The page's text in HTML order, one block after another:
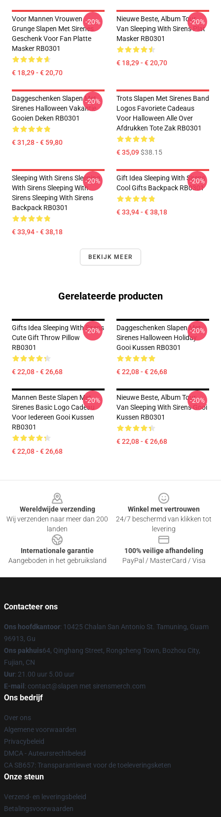
Voor Mannen Vrouwen
Grunge Slapen Met Sirenes
Geschenk Voor Fan Platte
Masker RB0301
€ 18,29 - € 20,70
-20%
Nieuwe Beste, Album Tour
Van Sleeping With Sirens Plat
Masker RB0301
€ 18,29 - € 20,70
-20%
Daggeschenken Slapen Met
Sirenes Halloween Vakantie
Gooien Deken RB0301
€ 31,28 - € 59,80
-20%
Trots Slapen Met Sirenes Band
Logos Favoriete Cadeaus
Voor Halloween Alle Over
Afdrukken Tote Zak RB0301
€ 35,09$38.15
Sleeping With Sirens Sleeping
With Sirens Sleeping With
Sirens Sleeping With Sirens
Backpack RB0301
€ 33,94 - € 38,18
-20%
Gift Idea Sleeping With Sirens
Cool Gifts Backpack RB0301
€ 33,94 - € 38,18
-20%
BEKIJK MEER
Gerelateerde producten
Gifts Idea Sleeping With Sirens
Cute Gift Throw Pillow
RB0301
€ 22,08 - € 26,68
-20%
Daggeschenken Slapen Met
Sirenes Halloween Holiday
Gooi Kussen RB0301
€ 22,08 - € 26,68
-20%
Mannen Beste Slapen Met
Sirenes Basic Logo Cadeau
Voor Iedereen Gooi Kussen
RB0301
€ 22,08 - € 26,68
-20%
Nieuwe Beste, Album Tour
Van Sleeping With Sirens Gooi
Kussen RB0301
€ 22,08 - € 26,68
-20%
Wereldwijde verzending
Wij verzenden naar meer dan 200
landen
Winkel met vertrouwen
24/7 beschermd van klikken tot
levering
Internationale garantie
Aangeboden in het gebruiksland
100% veilige afhandeling
PayPal / MasterCard / Visa
Contacteer ons
Ons hoofdkantoor: 10425 Chalan San Antonio St. Tamuning, Guam
96913, Gu
Ons pakhuis64, Qinghang Street, Rongcheng Town, Bozhou City,
Fujian, CN
Uur: 21.00 uur 5.00 uur
E-mail : contact@slapen met sirensmerch.com
Ons bedrijf
Over ons
Algemene voorwaarden
Privacybeleid
DMCA - Auteursrechtbeleid
CA SB657: Transparantiewet voor de toeleveringsketen
Onze steun
Verzend- en leveringsbeleid
Betalingsvoorwaarden